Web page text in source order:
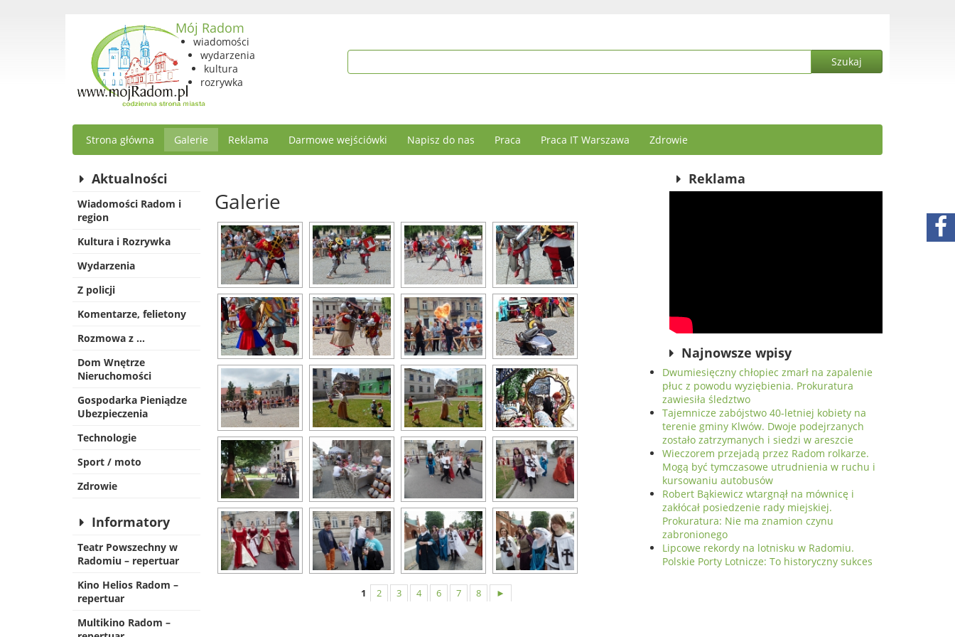
Mój Radom
wiadomości
wydarzenia
kultura
rozrywka
Strona główna Galerie Reklama Darmowe wejściówki Napisz do nas Praca Praca IT Warszawa Zdrowie
Aktualności
Wiadomości Radom i
region
Kultura i Rozrywka
Wydarzenia
Z policji
Komentarze, felietony
Rozmowa z …
Dom Wnętrze
Nieruchomości
Gospodarka Pieniądze
Ubezpieczenia
Technologie
Sport / moto
Zdrowie
Informatory
Teatr Powszechny w
Radomiu – repertuar
Kino Helios Radom –
repertuar
Multikino Radom –
Galerie
1 2 3 4 6 7 8 ►
Reklama
Najnowsze wpisy
Dwumiesięczny chłopiec zmarł na zapalenie
płuc z powodu wyziębienia. Prokuratura
zawiesiła śledztwo
Tajemnicze zabójstwo 40-letniej kobiety na
terenie gminy Klwów. Dwoje podejrzanych
zostało zatrzymanych i siedzi w areszcie
Wieczorem przejadą przez Radom rolkarze.
Mogą być tymczasowe utrudnienia w ruchu i
kursowaniu autobusów
Robert Bąkiewicz wtargnął na mównicę i
zakłócał posiedzenie rady miejskiej.
Prokuratura: Nie ma znamion czynu
zabronionego
Lipcowe rekordy na lotnisku w Radomiu.
Polskie Porty Lotnicze: To historyczny sukces